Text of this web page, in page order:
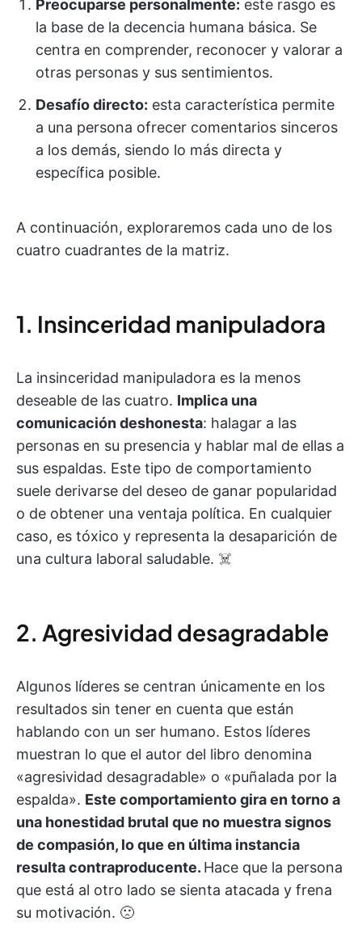
Preocuparse personalmente: este rasgo es
la base de la decencia humana básica. Se
centra en comprender, reconocer y valorar a
otras personas y sus sentimientos.
Desafío directo: esta característica permite
a una persona ofrecer comentarios sinceros
a los demás, siendo lo más directa y
específica posible.
A continuación, exploraremos cada uno de los
cuatro cuadrantes de la matriz.
1. Insinceridad manipuladora
La insinceridad manipuladora es la menos
deseable de las cuatro. Implica una
comunicación deshonesta: halagar a las
personas en su presencia y hablar mal de ellas a
sus espaldas. Este tipo de comportamiento
suele derivarse del deseo de ganar popularidad
o de obtener una ventaja política. En cualquier
caso, es tóxico y representa la desaparición de
una cultura laboral saludable. ☠️
2. Agresividad desagradable
Algunos líderes se centran únicamente en los
resultados sin tener en cuenta que están
hablando con un ser humano. Estos líderes
muestran lo que el autor del libro denomina
«agresividad desagradable» o «puñalada por la
espalda». Este comportamiento gira en torno a
una honestidad brutal que no muestra signos
de compasión, lo que en última instancia
resulta contraproducente. Hace que la persona
que está al otro lado se sienta atacada y frena
su motivación. 🙁